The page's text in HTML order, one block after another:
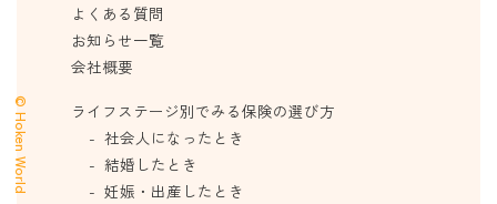
よくある質問
お知らせ一覧
会社概要
ライフステージ別でみる保険の選び方
社会人になったとき
結婚したとき
妊娠・出産したとき
© Hoken World